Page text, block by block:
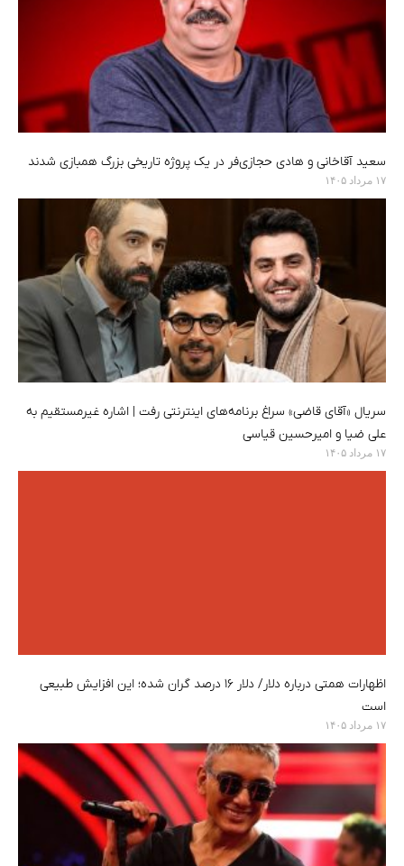
سعید آقاخانی و هادی حجازی‌فر در یک پروژه تاریخی بزرگ همبازی شدند
۱۷ مرداد ۱۴۰۵
سریال «آقای قاضی» سراغ برنامه‌های اینترنتی رفت | اشاره غیرمستقیم به
علی ضیا و امیرحسین قیاسی
۱۷ مرداد ۱۴۰۵
اظهارات همتی درباره دلار/ دلار ۱۶ درصد گران شده؛ این افزایش طبیعی
است
۱۷ مرداد ۱۴۰۵